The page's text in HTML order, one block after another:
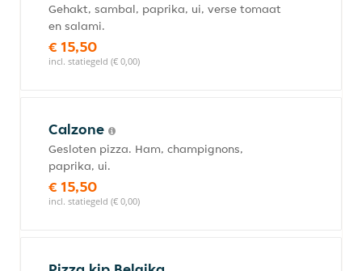
Gehakt, sambal, paprika, ui, verse tomaat
en salami.
€ 15,50
incl. statiegeld (€ 0,00)
Calzone
Gesloten pizza. Ham, champignons,
paprika, ui.
€ 15,50
incl. statiegeld (€ 0,00)